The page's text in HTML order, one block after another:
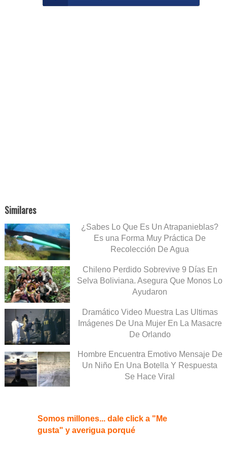
Similares
¿Sabes Lo Que Es Un Atrapanieblas?
Es una Forma Muy Práctica De
Recolección De Agua
Chileno Perdido Sobrevive 9 Días En
Selva Boliviana. Asegura Que Monos Lo
Ayudaron
Dramático Video Muestra Las Ultimas
Imágenes De Una Mujer En La Masacre
De Orlando
Hombre Encuentra Emotivo Mensaje De
Un Niño En Una Botella Y Respuesta
Se Hace Viral
Somos millones... dale click a "Me
gusta" y averigua porqué